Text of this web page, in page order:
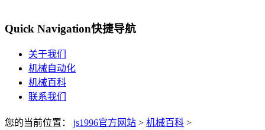
Quick Navigation快捷导航
关于我们
机械自动化
机械百科
联系我们
您的当前位置： js1996官方网站 > 机械百科 >